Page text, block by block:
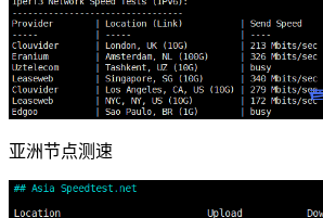
亚洲节点测速